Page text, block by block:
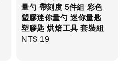
量勺 帶刻度 5件組 彩色
塑膠迷你量勺 迷你量匙
塑膠匙 烘焙工具 套裝組
Regular
NT$ 19